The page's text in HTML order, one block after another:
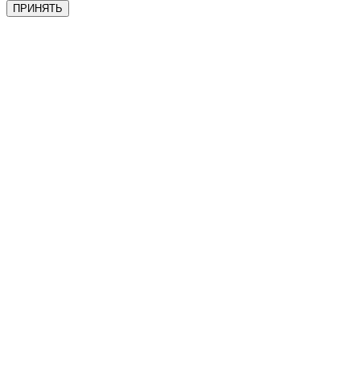
ПРИНЯТЬ